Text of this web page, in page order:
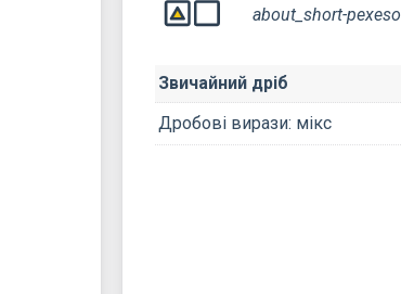
about_short-pexeso
Звичайний дріб
Дробові вирази: мікс